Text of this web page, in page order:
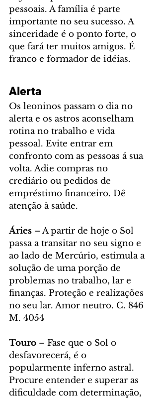
pessoais. A família é parte
importante no seu sucesso. A
sinceridade é o ponto forte, o
que fará ter muitos amigos. É
franco e formador de idéias.
Alerta
Os leoninos passam o dia no
alerta e os astros aconselham
rotina no trabalho e vida
pessoal. Evite entrar em
confronto com as pessoas á sua
volta. Adie compras no
crediário ou pedidos de
empréstimo financeiro. Dê
atenção à saúde.
Áries – A partir de hoje o Sol
passa a transitar no seu signo e
ao lado de Mercúrio, estimula a
solução de uma porção de
problemas no trabalho, lar e
finanças. Proteção e realizações
no seu lar. Amor neutro. C. 846
M. 4054
Touro – Fase que o Sol o
desfavorecerá, é o
popularmente inferno astral.
Procure entender e superar as
dificuldade com determinação,